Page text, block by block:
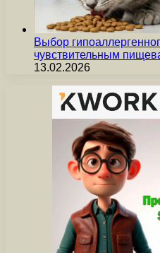
Выбор
чувствительным
13.02.2026